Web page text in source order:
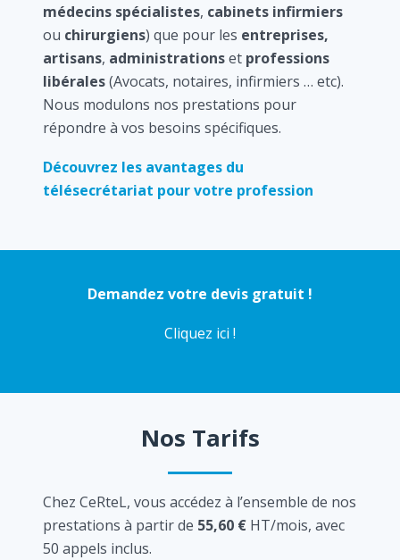
médecins spécialistes, cabinets infirmiers
ou chirurgiens) que pour les entreprises,
artisans, administrationset professions
libérales(Avocats, notaires, infirmiers … etc).
Nous modulons nos prestations pour
répondre à vos besoins spécifiques.
Découvrez les avantages du
télésecrétariat pour votre profession
Demandez votre devis gratuit !
Cliquez ici !
Nos Tarifs
Chez CeRteL, vous accédez à l’ensemble de nos
prestations à partir de 55,60 € HT/mois, avec
50 appels inclus.